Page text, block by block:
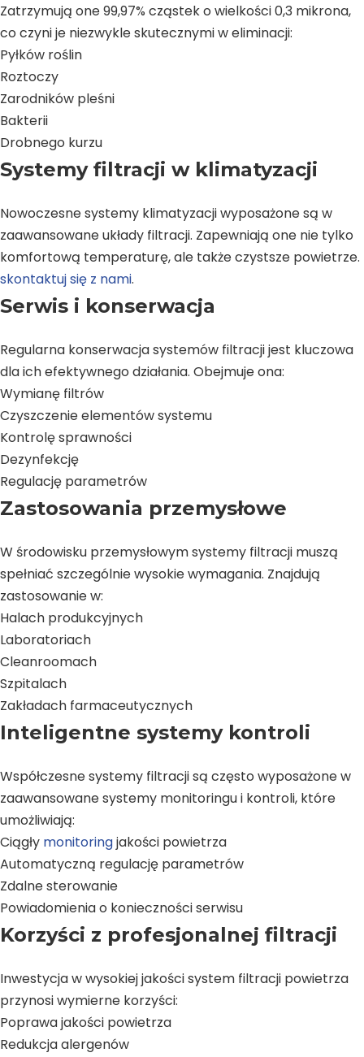
Zatrzymują one 99,97% cząstek o wielkości 0,3 mikrona,
co czyni je niezwykle skutecznymi w eliminacji:
Pyłków roślin
Roztoczy
Zarodników pleśni
Bakterii
Drobnego kurzu
Systemy filtracji w klimatyzacji
Nowoczesne systemy klimatyzacji wyposażone są w
zaawansowane układy filtracji. Zapewniają one nie tylko
komfortową temperaturę, ale także czystsze powietrze.
skontaktuj się z nami.
Serwis i konserwacja
Regularna konserwacja systemów filtracji jest kluczowa
dla ich efektywnego działania. Obejmuje ona:
Wymianę filtrów
Czyszczenie elementów systemu
Kontrolę sprawności
Dezynfekcję
Regulację parametrów
Zastosowania przemysłowe
W środowisku przemysłowym systemy filtracji muszą
spełniać szczególnie wysokie wymagania. Znajdują
zastosowanie w:
Halach produkcyjnych
Laboratoriach
Cleanroomach
Szpitalach
Zakładach farmaceutycznych
Inteligentne systemy kontroli
Współczesne systemy filtracji są często wyposażone w
zaawansowane systemy monitoringu i kontroli, które
umożliwiają:
Ciągły monitoringjakości powietrza
Automatyczną regulację parametrów
Zdalne sterowanie
Powiadomienia o konieczności serwisu
Korzyści z profesjonalnej filtracji
Inwestycja w wysokiej jakości system filtracji powietrza
przynosi wymierne korzyści:
Poprawa jakości powietrza
Redukcja alergenów